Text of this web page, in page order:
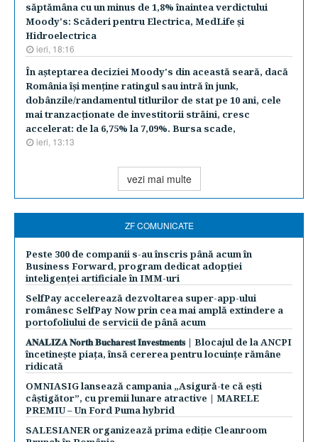
săptămâna cu un minus de 1,8% înaintea verdictului
Moody's: Scăderi pentru Electrica, MedLife şi
Hidroelectrica
ieri, 18:16
În aşteptarea deciziei Moody's din această seară, dacă
România îşi menţine ratingul sau intră în junk,
dobânzile/randamentul titlurilor de stat pe 10 ani, cele
mai tranzacţionate de investitorii străini, cresc
accelerat: de la 6,75% la 7,09%. Bursa scade,
ieri, 13:13
vezi mai multe
ZF COMUNICATE
Peste 300 de companii s-au înscris până acum în
Business Forward, program dedicat adopției
inteligenței artificiale în IMM-uri
SelfPay accelerează dezvoltarea super-app-ului
românesc SelfPay Now prin cea mai amplă extindere a
portofoliului de servicii de până acum
𝐀𝐍𝐀𝐋𝐈𝐙𝐀 𝐍𝐨𝐫𝐭𝐡 𝐁𝐮𝐜𝐡𝐚𝐫𝐞𝐬𝐭 𝐈𝐧𝐯𝐞𝐬𝐭𝐦𝐞𝐧𝐭𝐬 | Blocajul de la ANCPI
încetinește piața, însă cererea pentru locuințe rămâne
ridicată
OMNIASIG lansează campania „Asigură-te că ești
câștigător”, cu premii lunare atractive | MARELE
PREMIU – Un Ford Puma hybrid
SALESIANER organizează prima ediție Cleanroom